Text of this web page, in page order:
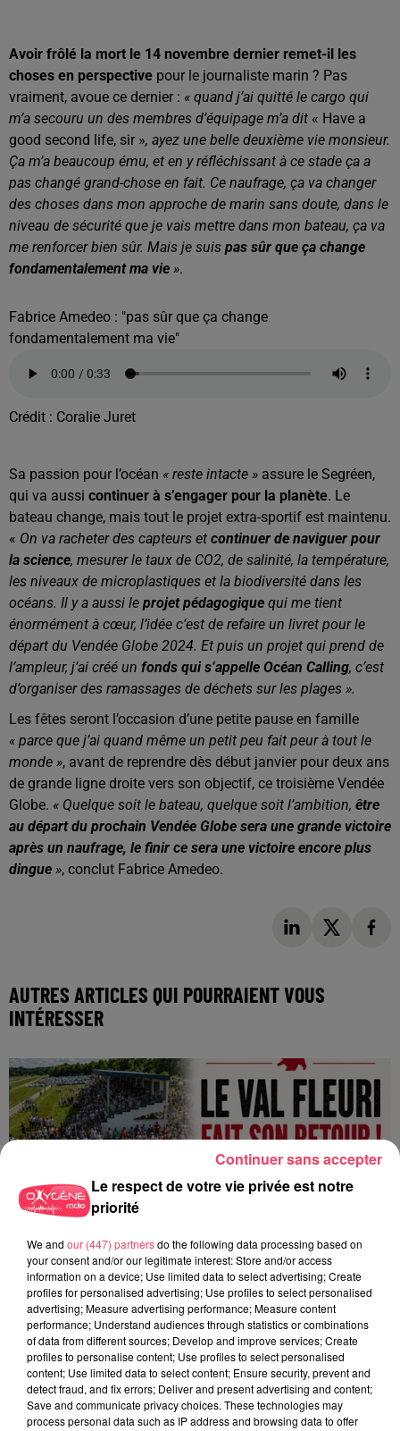
Avoir frôlé la mort le 14 novembre dernier remet-il les
choses en perspective pour le journaliste marin ? Pas
vraiment, avoue ce dernier : « quand j’ai quitté le cargo qui
m’a secouru un des membres d’équipage m’a dit « Have a
good second life, sir », ayez une belle deuxième vie monsieur.
Ça m’a beaucoup ému, et en y réfléchissant à ce stade ça a
pas changé grand-chose en fait. Ce naufrage, ça va changer
des choses dans mon approche de marin sans doute, dans le
niveau de sécurité que je vais mettre dans mon bateau, ça va
me renforcer bien sûr. Mais je suis pas sûr que ça change
fondamentalement ma vie ».
Fabrice Amedeo : "pas sûr que ça change
fondamentalement ma vie"
Crédit : Coralie Juret
Sa passion pour l’océan « reste intacte » assure le Segréen,
qui va aussi continuer à s’engager pour la planète. Le
bateau change, mais tout le projet extra-sportif est maintenu.
« On va racheter des capteurs et continuer de naviguer pour
la science, mesurer le taux de CO2, de salinité, la température,
les niveaux de microplastiques et la biodiversité dans les
océans. Il y a aussi le projet pédagogique qui me tient
énormément à cœur, l’idée c’est de refaire un livret pour le
départ du Vendée Globe 2024. Et puis un projet qui prend de
l’ampleur, j’ai créé un fonds qui s’appelle Océan Calling, c’est
d’organiser des ramassages de déchets sur les plages ».
Les fêtes seront l’occasion d’une petite pause en famille
« parce que j’ai quand même un petit peu fait peur à tout le
monde », avant de reprendre dès début janvier pour deux ans
de grande ligne droite vers son objectif, ce troisième Vendée
Globe. « Quelque soit le bateau, quelque soit l’ambition, être
au départ du prochain Vendée Globe sera une grande victoire
après un naufrage, le finir ce sera une victoire encore plus
dingue », conclut Fabrice Amedeo.
AUTRES ARTICLES QUI POURRAIENT VOUS
INTÉRESSER
1er août 2026
PODCAST : L’HIPPODROME DE ROCHEFORT-SUR-LOIRE PRÊT À
RETROUVER SON...
Le respect de votre vie privée est notre
priorité
We and our (447) partnersdo the following data processing based on
your consent and/or our legitimate interest: Store and/or access
information on a device; Use limited data to select advertising; Create
profiles for personalised advertising; Use profiles to select personalised
advertising; Measure advertising performance; Measure content
performance; Understand audiences through statistics or combinations
of data from different sources; Develop and improve services; Create
profiles to personalise content; Use profiles to select personalised
content; Use limited data to select content; Ensure security, prevent and
detect fraud, and fix errors; Deliver and present advertising and content;
Save and communicate privacy choices. These technologies may
process personal data such as IP address and browsing data to offer
Continuer sans accepter